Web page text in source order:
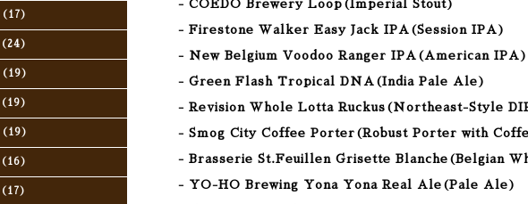
17）
24）
19）
19）
19）
16）
17）
- COEDO Brewery Loop(Imperial Stout)
- Firestone Walker Easy Jack IPA(Session IPA)
- New Belgium Voodoo Ranger IPA(American IPA)
- Green Flash Tropical DNA(India Pale Ale)
- Revision Whole Lotta Ruckus(Northeast-Style
- Smog City Coffee Porter(Robust Porter with
- Brasserie St.Feuillen Grisette Blanche(Belgian
- YO-HO Brewing Yona Yona Real Ale(Pale Ale)